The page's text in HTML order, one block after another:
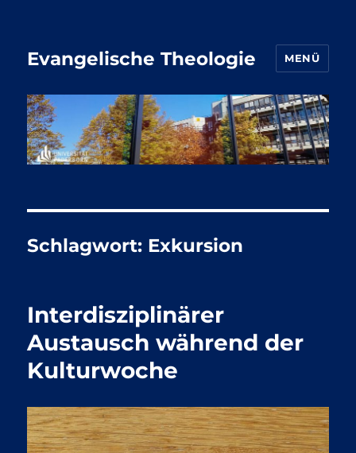
Evangelische Theologie MENÜ
Schlagwort: Exkursion
Interdisziplinärer
Austausch während der
Kulturwoche